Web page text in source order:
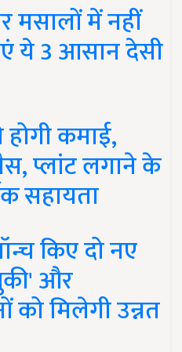
मसालों में नहीं
ये 3 आसान देसी
कमाई,
प्लांट लगाने के
सहायता
किए दो नए
और
को मिलेगी उन्नत